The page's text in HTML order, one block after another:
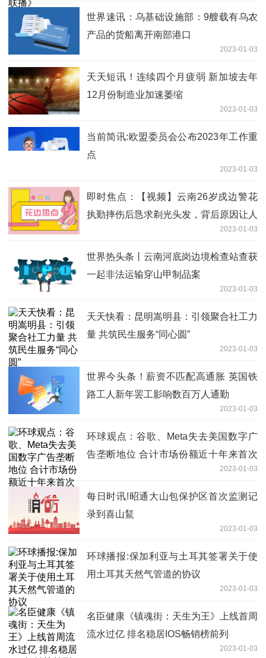
世界速讯：乌基础设施部：9艘载有乌农
产品的货船离开南部港口
2023-01-03
天天短讯！连续四个月疲弱 新加坡去年
12月份制造业加速萎缩
2023-01-03
当前简讯:欧盟委员会公布2023年工作重
点
2023-01-03
即时焦点：【视频】云南26岁戍边警花
执勤摔伤后恳求剃光头发，背后原因让人
2023-01-03
世界热头条丨云南河底岗边境检查站查获
一起非法运输穿山甲制品案
2023-01-03
天天快看：昆明嵩明县：引领聚合社工力
量 共筑民生服务“同心圆”
2023-01-03
世界今头条！薪资不匹配高通胀 英国铁
路工人新年罢工影响数百万人通勤
2023-01-03
环球观点：谷歌、Meta失去美国数字广
告垄断地位 合计市场份额近十年来首次
2023-01-03
每日时讯!昭通大山包保护区首次监测记
录到喜山鵟
2023-01-03
环球播报:保加利亚与土耳其签署关于使
用土耳其天然气管道的协议
2023-01-03
名臣健康《镇魂街：天生为王》上线首周
流水过亿 排名稳居IOS畅销榜前列
2023-01-03